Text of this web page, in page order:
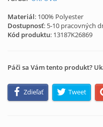
Materiál: 100% Polyester
Dostupnosť: 5-10 pracovných
Kód produktu: 13187K26869
Páči sa Vám tento produkt?
Zdieľať Tweet